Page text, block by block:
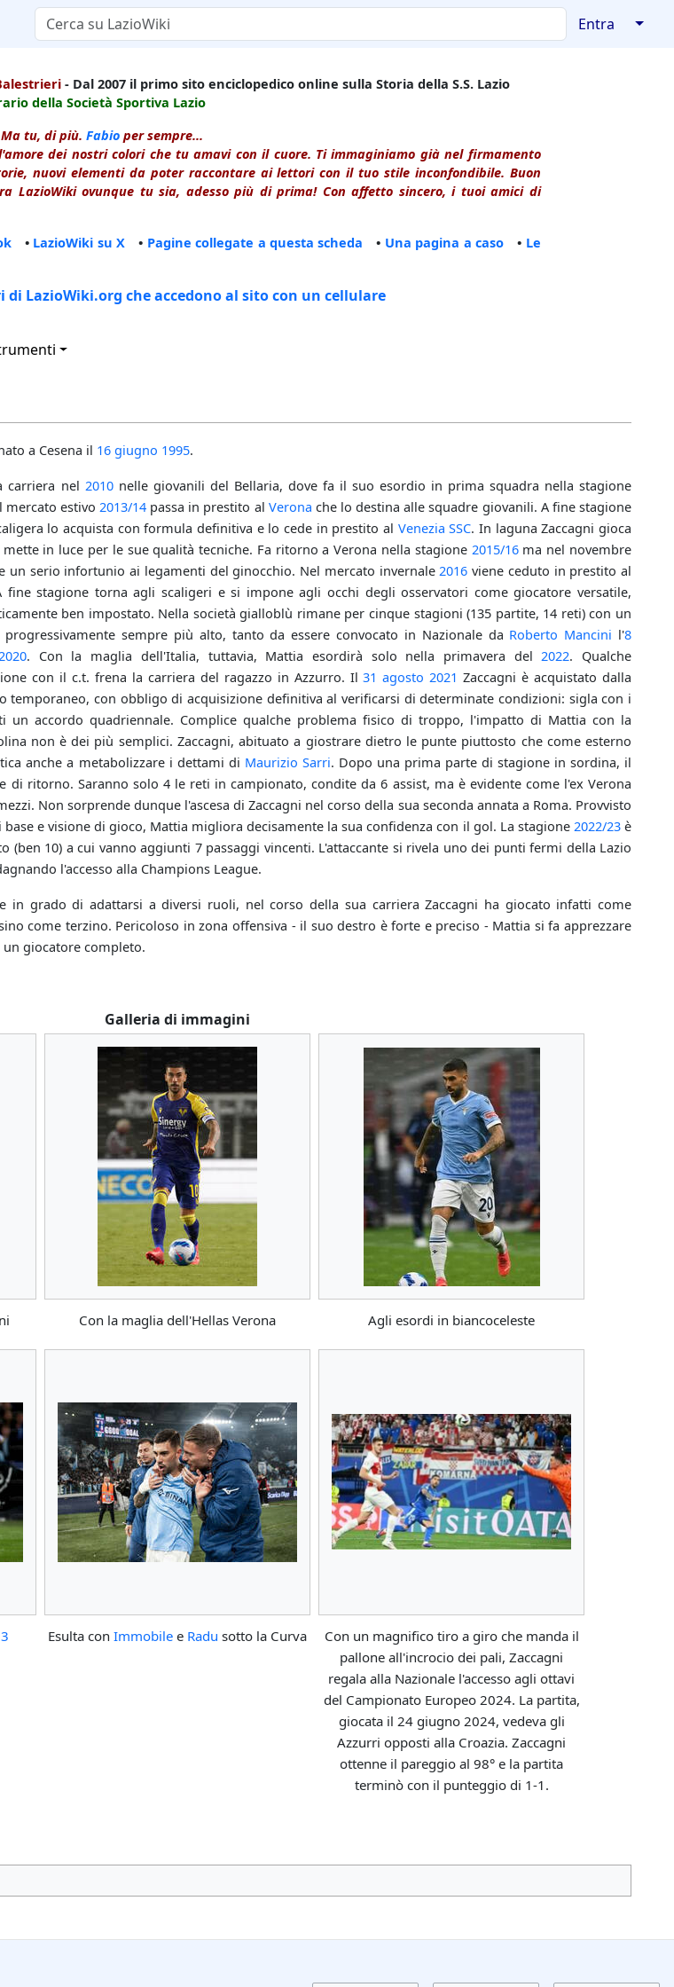
Entra ↓
- Dal 2007 il primo sito enciclopedico online sulla Storia della S.S. Lazio
della Società Sportiva Lazio
tu, di più. Fabio per sempre...
dei nostri colori che tu amavi con il cuore. Ti immaginiamo già nel firmamento
nuovi elementi da poter raccontare ai lettori con il tuo stile inconfondibile. Buon
LazioWiki ovunque tu sia, adesso più di prima! Con affetto sincero, i tuoi amici di
• LazioWiki su X • Pagine collegate a questa scheda • Una pagina a caso • Le
LazioWiki.org che accedono al sito con un cellulare
a Cesena il 16 giugno 1995.
carriera nel 2010nelle giovanili del Bellaria, dove fa il suo esordio in prima squadra nella stagione
mercato estivo 2013/14passa in prestito al Verona che lo destina alle squadre giovanili. A fine stagione
lo acquista con formula definitiva e lo cede in prestito al Venezia SSC. In laguna Zaccagni gioca
in luce per le sue qualità tecniche. Fa ritorno a Verona nella stagione 2015/16ma nel novembre
un serio infortunio ai legamenti del ginocchio. Nel mercato invernale2016 viene ceduto in prestito al
fine stagione torna agli scaligeri e si impone agli occhi degli osservatori come giocatore versatile,
ben impostato. Nella società gialloblù rimane per cinque stagioni (135 partite, 14 reti) con un
sempre più alto, tanto da essere convocato in Nazionale da Roberto Mancini l'8
. Con la maglia dell'Italia, tuttavia, Mattia esordirà solo nella primavera del2022. Qualche
con il c.t. frena la carriera del ragazzo in Azzurro. Il31 agosto 2021 Zaccagni è acquistato dalla
temporaneo, con obbligo di acquisizione definitiva al verificarsi di determinate condizioni: sigla con i
un accordo quadriennale. Complice qualche problema fisico di troppo, l'impatto di Mattia con la
non è dei più semplici. Zaccagni, abituato a giostrare dietro le punte piuttosto che come esterno
anche a metabolizzare i dettami di Maurizio Sarri. Dopo una prima parte di stagione in sordina, il
di ritorno. Saranno solo 4 le reti in campionato, condite da 6 assist, ma è evidente come l'ex Verona
Non sorprende dunque l'ascesa di Zaccagni nel corso della sua seconda annata a Roma. Provvisto
e visione di gioco, Mattia migliora decisamente la sua confidenza con il gol. La stagione 2022/23è
10) a cui vanno aggiunti 7 passaggi vincenti. L'attaccante si rivela uno dei punti fermi della Lazio
l'accesso alla Champions League.
in grado di adattarsi a diversi ruoli, nel corso della sua carriera Zaccagni ha giocato infatti come
come terzino. Pericoloso in zona offensiva - il suo destro è forte e preciso - Mattia si fa apprezzare
giocatore completo.
Galleria di immagini
Con la maglia dell'Hellas Verona Agli esordi in biancoceleste
Esulta con Immobile e Radu sotto la Curva
Con un magnifico tiro a giro che manda il
pallone all'incrocio dei pali, Zaccagni
regala alla Nazionale l'accesso agli ottavi
del Campionato Europeo 2024. La partita,
giocata il 24 giugno 2024, vedeva gli
Azzurri opposti alla Croazia. Zaccagni
ottenne il pareggio al 98° e la partita
terminò con il punteggio di 1-1.